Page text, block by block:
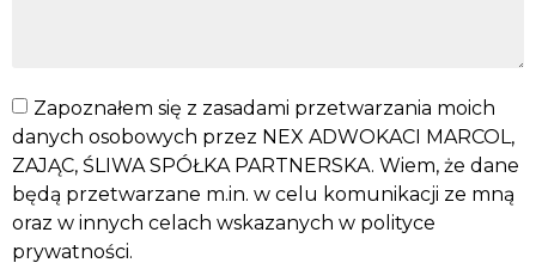
Zapoznałem się z zasadami przetwarzania moich
danych osobowych przez NEX ADWOKACI MARCOL,
ZAJĄC, ŚLIWA SPÓŁKA PARTNERSKA. Wiem, że dane
będą przetwarzane m.in. w celu komunikacji ze mną
oraz w innych celach wskazanych w polityce
prywatności.